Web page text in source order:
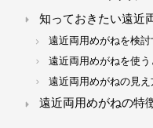
知っておきたい遠近
遠近両用めがねを検
遠近両用めがねを使
遠近両用めがねの見
遠近両用めがねの特